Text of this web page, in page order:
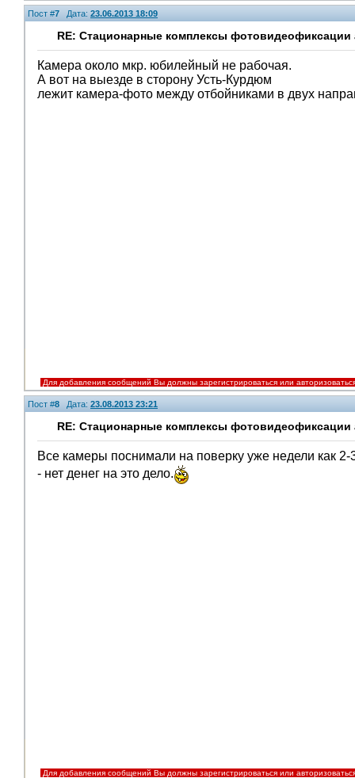
Пост #7 Дата: 23.06.2013 18:09
RE: Стационарные комплексы фотовидеофиксации
Камера около мкр. юбилейный не рабочая.
А вот на выезде в сторону Усть-Курдюм
лежит камера-фото между отбойниками в двух
Для добавления сообщений Вы должны зарегистрироваться или
Пост #8 Дата: 23.08.2013 23:21
RE: Стационарные комплексы фотовидеофиксации
Все камеры поснимали на поверку уже недели как 2-
- нет денег на это дело.
Для добавления сообщений Вы должны зарегистрироваться или